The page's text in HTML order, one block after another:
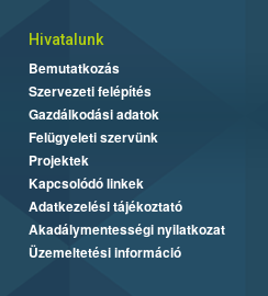
Hivatalunk
Bemutatkozás
Szervezeti felépítés
Gazdálkodási adatok
Felügyeleti szervünk
Projektek
Kapcsolódó linkek
Adatkezelési tájékoztató
Akadálymentességi nyilatkozat
Üzemeltetési információ